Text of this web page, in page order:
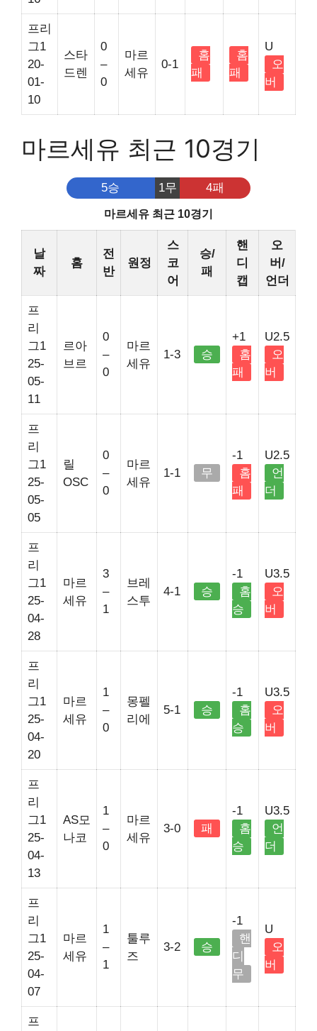
프리
그1
20-
01-
10
스타
드렌
0
–
0
마르
세유
0-1
홈
패
홈
패
U
오
버
마르세유 최근 10경기
5승 1무 4패
마르세유 최근 10경기
날
짜
홈
전
반
원정
스
코
어
승/
패
핸
디
캡
오
버/
언더
프
리
그1
25-
05-
11
르아
브르
0
–
0
마르
세유
1-3 승
+1
홈
패
U2.5
오
버
프
리
그1
25-
05-
05
릴
OSC
0
–
0
마르
세유
1-1 무
-1
홈
패
U2.5
언
더
프
리
그1
25-
04-
28
마르
세유
3
–
1
브레
스투
4-1 승
-1
홈
승
U3.5
오
버
프
리
그1
25-
04-
20
마르
세유
1
–
0
몽펠
리에
5-1 승
-1
홈
승
U3.5
오
버
프
리
그1
25-
04-
13
AS모
나코
1
–
0
마르
세유
3-0 패
-1
홈
승
U3.5
언
더
프
리
그1
25-
04-
07
마르
세유
1
–
1
툴루
즈
3-2 승
-1
핸
디
무
U
오
버
프